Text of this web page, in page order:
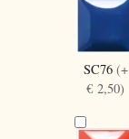
SC76 (+
€ 2,50)